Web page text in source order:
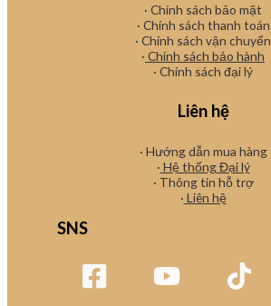
· Chính sách bảo mật
· Chính sách thanh toán
· Chính sách vận chuyển
· Chính sách bảo hành
· Chính sách đại lý
Liên hệ
· Hướng dẫn mua hàng
· Hệ thống Đại lý
· Thông tin hỗ trợ
· Liên hệ
SNS